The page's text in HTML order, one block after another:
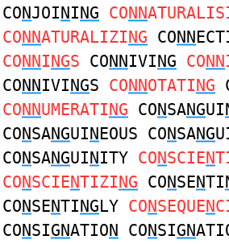
CONJOINING CONN
CONNATURALIZING CONN
CONNINGS CONNIVING CONN
CONNIVINGS CONNOTATING
CONNUMERATING CONSANGUI
CONSANGUINEOUS CONSANG
CONSANGUINITY CONSCIEN
CONSCIENTIZING CONSENTI
CONSENTINGLY CONSEQUEN
CONSIGNATION CONSIGN